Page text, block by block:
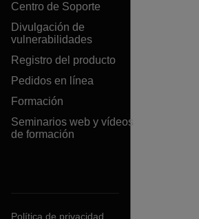
Centro de Soporte
Divulgación de
vulnerabilidades
Registro del producto
Pedidos en línea
Formación
Seminarios web y vídeos
de formación
Política de privacidad